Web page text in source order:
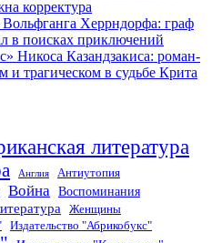
корректура
Херрндорфа: граф
в поисках приключений
Никоса Казандзакиса: роман-
и трагическом в судьбе Крита
литература
Англия
Антиутопия
Война Воспоминания
Женщины
Издательство "Абрикобукс"